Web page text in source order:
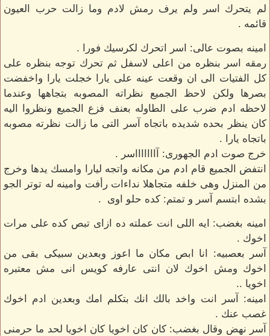
لم يتحرك اسر ولم يرف رمش لادم وما زالت حرب العيون
قائمه .
امينه بصوت عالى: اسر اتحرك لكرسيك فورا .
رمقه اسر بنظره من اعلى لاسفل ثم تحرك توجه بنظره على
كل الفتيات الى ان وقعت عينه على يارا خجلت يارا واخفضت
بصرها ولكن لاحظ الجميع نظراته المصوبه بتجاهها وعندما
لاحظه ادم ضرب على الطاوله بعنف فزع الجميع ونظروا اليه
كان ينظر بحده شديده باتجاه آسر التى ما زالت نظرته مصوبه
باتجاه يارا .
خرج صوت ادم الجهورى: آاااااااسر .
انتفض الجميع قام ادم من مكانه واتجه ليارا وامسك يدها وخرج
من المنزل وهى خلفه متجاهلا نداءات رأفت وامينه له توتر الجو
بشده ابتسم آسر و تمتم: كده حلو اوى .
امينه بغضب: ايه اللى انت عملته ده ازاى تبص كده على مرات
اخوك .
آسر بعصبيه: انا ابص مكان ما اعوز وبعدين سبيكى بقى من
اخوك ومش اخوك لان انتى عارفه كويس انى مش معتبره
اخويا ..
امينه: آسر انت واخد بالك انك بتكلم امك وبعدين ادم اخوك
غصب عنك .
آسر نهض وقال بغضب: كان كان اخويا كان اخويا لحد ما حرمنى